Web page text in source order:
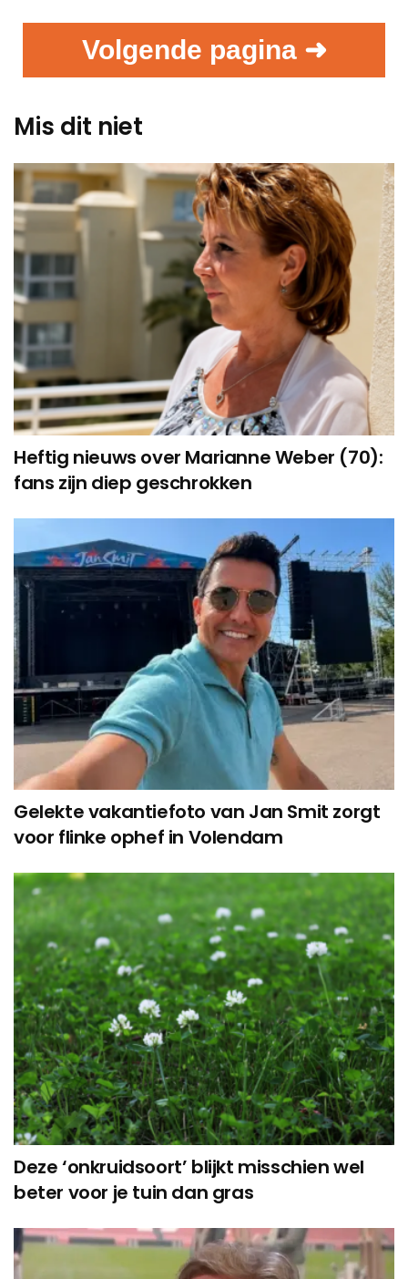
Volgende pagina ➜
Mis dit niet
Heftig nieuws over Marianne Weber (70):
fans zijn diep geschrokken
Gelekte vakantiefoto van Jan Smit zorgt
voor flinke ophef in Volendam
Deze ‘onkruidsoort’ blijkt misschien wel
beter voor je tuin dan gras